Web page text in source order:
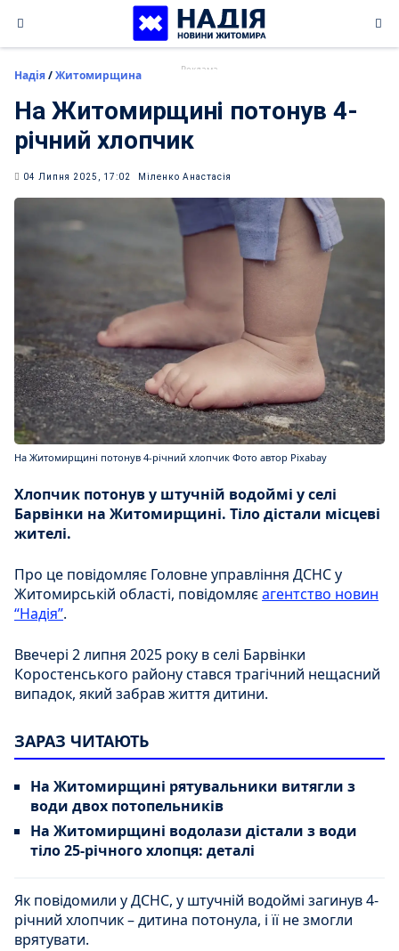
content
Надія/Житомирщина
На Житомирщині потонув 4-
річний хлопчик
04 Липня 2025, 17:02 Міленко Анастасія
На Житомирщині потонув 4-річний хлопчик Фото автор Pixabay
Хлопчик потонув у штучній водоймі у селі
Барвінки на Житомирщині. Тіло дістали місцеві
жителі.
Про це повідомляє Головне управління ДСНС у
Житомирській області, повідомляєагентство новин
“Надія”.
Ввечері 2 липня 2025 року в селі Барвінки
Коростенського району стався трагічний нещасний
випадок, який забрав життя дитини.
ЗАРАЗ ЧИТАЮТЬ
На Житомирщині рятувальники витягли з
води двох потопельників
На Житомирщині водолази дістали з води
тіло 25-річного хлопця: деталі
Як повідомили у ДСНС, у штучній водоймі загинув 4-
річний хлопчик – дитина потонула, і її не змогли
врятувати.